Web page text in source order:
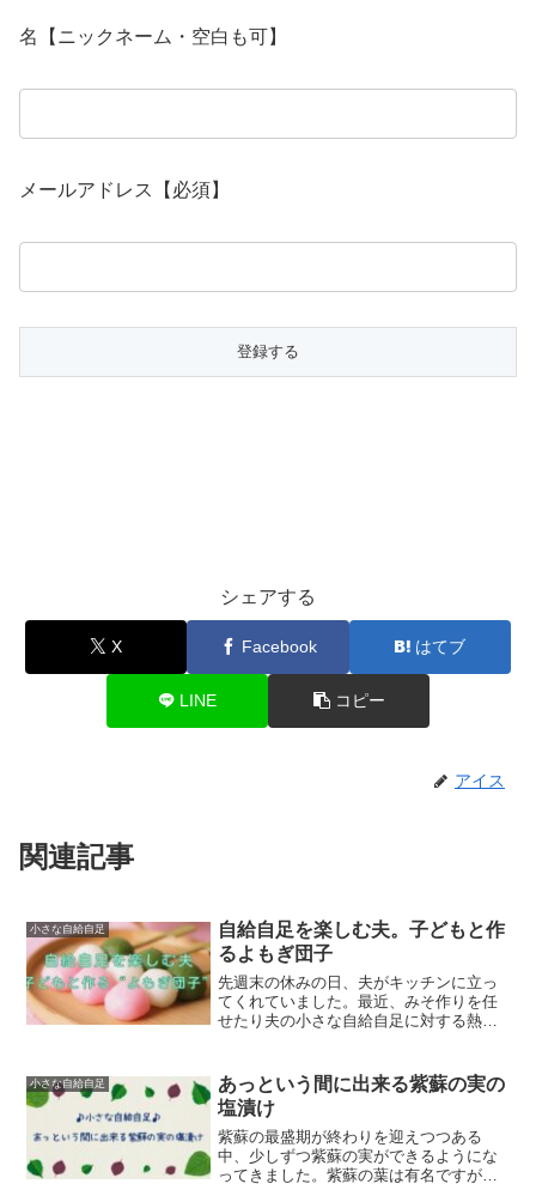
名【ニックネーム・空白も可】
メールアドレス【必須】
シェアする
X Facebook はてブ
LINE コピー
アイス
関連記事
小さな自給自足
自給自足を楽しむ夫。子どもと作
るよもぎ団子
先週末の休みの日、夫がキッチンに立っ
てくれていました。最近、みそ作りを任
せたり夫の小さな自給自足に対する熱量
見守りました。本記事おすすめの方・家
族で自給自足を楽しみたい...
小さな自給自足
あっという間に出来る紫蘇の実の
塩漬け
紫蘇の最盛期が終わりを迎えつつある
中、少しずつ紫蘇の実ができるようにな
ってきました。紫蘇の葉は有名ですが、